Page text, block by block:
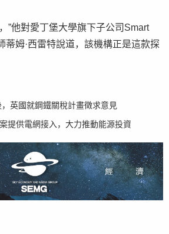
”他對愛丁堡大學旗下子公司Smart
蒂姆·西雷特說道，該機構正是這款探
英國就鋼鐵關稅計畫徵求意見
提供電網接入，大力推動能源投資